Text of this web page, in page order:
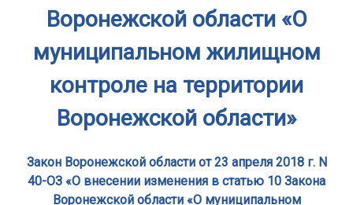
Воронежской области «О
муниципальном жилищном
контроле на территории
Воронежской области»
Закон Воронежской области от 23 апреля 2018 г. N
40-ОЗ «О внесении изменения в статью 10 Закона
Воронежской области «О муниципальном